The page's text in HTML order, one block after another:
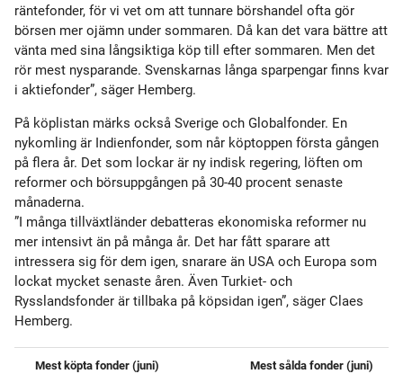
räntefonder, för vi vet om att tunnare börshandel ofta gör
börsen mer ojämn under sommaren. Då kan det vara bättre att
vänta med sina långsiktiga köp till efter sommaren. Men det
rör mest nysparande. Svenskarnas långa sparpengar finns kvar
i aktiefonder”, säger Hemberg.
På köplistan märks också Sverige och Globalfonder. En
nykomling är Indienfonder, som når köptoppen första gången
på flera år. Det som lockar är ny indisk regering, löften om
reformer och börsuppgången på 30-40 procent senaste
månaderna.
”I många tillväxtländer debatteras ekonomiska reformer nu
mer intensivt än på många år. Det har fått sparare att
intressera sig för dem igen, snarare än USA och Europa som
lockat mycket senaste åren. Även Turkiet- och
Rysslandsfonder är tillbaka på köpsidan igen”, säger Claes
Hemberg.
Mest köpta fonder (juni) Mest sålda fonder (juni)